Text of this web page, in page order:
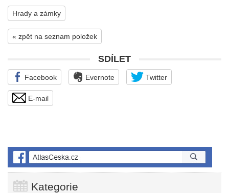
Hrady a zámky
« zpět na seznam položek
SDÍLET
Facebook Evernote Twitter
E-mail
Kategorie